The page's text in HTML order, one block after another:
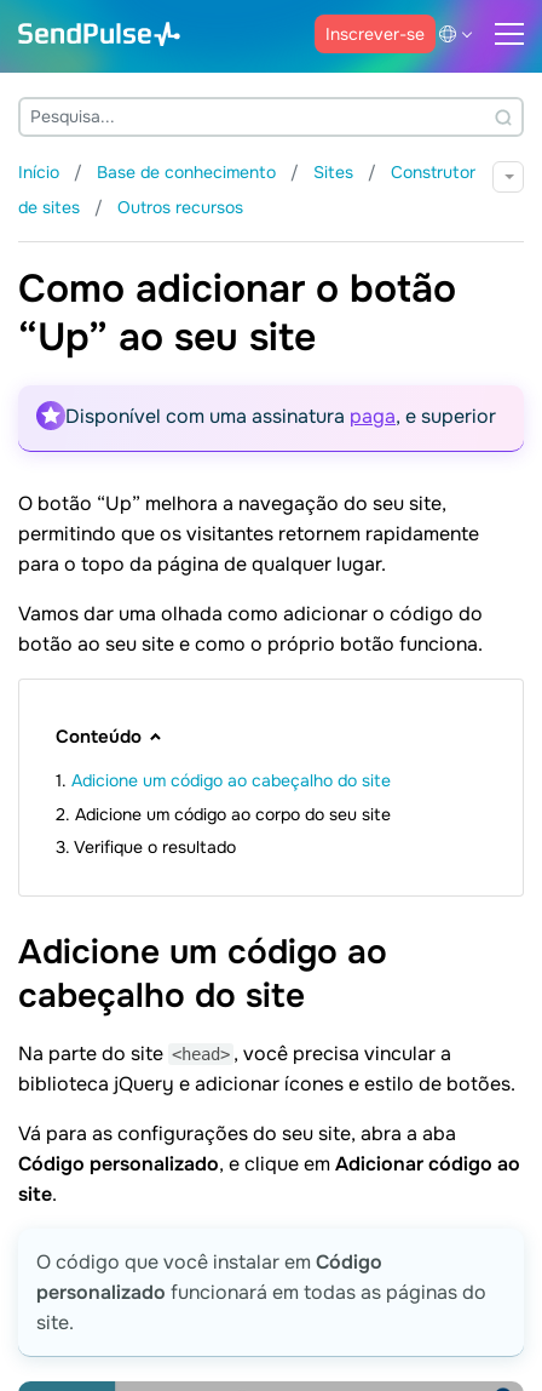
Inscrever-se
Início Base de conhecimento Sites
Construtor
de sites
Outros recursos
Como adicionar o botão
“Up” ao seu site
Disponível com uma assinatura paga, e superior
O botão “Up” melhora a navegação do seu site,
permitindo que os visitantes retornem rapidamente
para o topo da página de qualquer lugar.
Vamos dar uma olhada como adicionar o código do
botão ao seu site e como o próprio botão funciona.
Conteúdo
Adicione um código ao cabeçalho do site
Adicione um código ao corpo do seu site
Verifique o resultado
Adicione um código ao
cabeçalho do site
Na parte do site <head> , você precisa vincular a
biblioteca jQuery e adicionar ícones e estilo de botões.
Vá para as configurações do seu site, abra a aba
Código personalizado, e clique emAdicionar código ao
site.
O código que você instalar em Código
personalizado funcionará em todas as páginas do
site.